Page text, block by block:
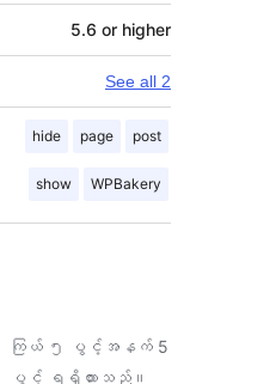
5.6 or higher
See all 2
hide page post
show WPBakery
ကြယ် ၅ ပွင့်အနက် 5
ပွင့် ရရှိထားသည်။